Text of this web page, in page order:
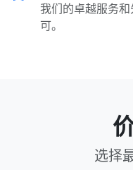
我们的卓越服务
可。
选择